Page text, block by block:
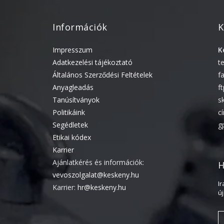
Információk
Impresszum
Adatkezelési tájékoztató
Általános Szerződési Feltételek
Anyagleadás
Tanúsítványok
Politikáink
Segédletek
Etikai kódex
Karrier
Ajánlatkérés és információk:
vevoszolgalat@keskeny.hu
Karrier:hr@keskeny.hu